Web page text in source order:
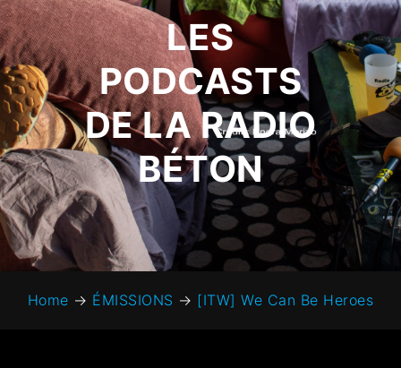
LES
PODCASTS
DE LA RADIO
BÉTON
Home → ÉMISSIONS → [ITW] We Can Be Heroes